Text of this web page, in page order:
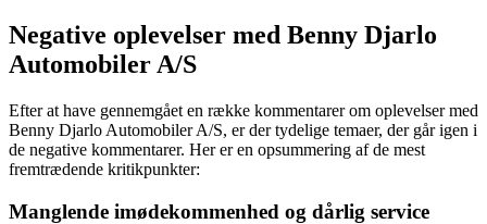
Negative oplevelser med Benny Djarlo
Automobiler A/S
Efter at have gennemgået en række kommentarer om oplevelser med
Benny Djarlo Automobiler A/S, er der tydelige temaer, der går igen i
de negative kommentarer. Her er en opsummering af de mest
fremtrædende kritikpunkter:
Manglende imødekommenhed og dårlig service